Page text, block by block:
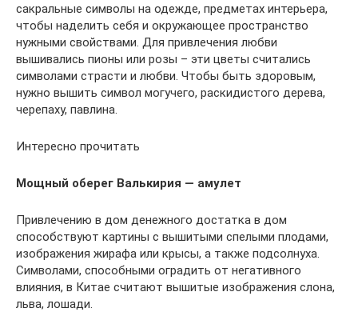
сакральные символы на одежде, предметах интерьера,
чтобы наделить себя и окружающее пространство
нужными свойствами. Для привлечения любви
вышивались пионы или розы – эти цветы считались
символами страсти и любви. Чтобы быть здоровым,
нужно вышить символ могучего, раскидистого дерева,
черепаху, павлина.
Интересно прочитать
Мощный оберег Валькирия — амулет
Привлечению в дом денежного достатка в дом
способствуют картины с вышитыми спелыми плодами,
изображения жирафа или крысы, а также подсолнуха.
Символами, способными оградить от негативного
влияния, в Китае считают вышитые изображения слона,
льва, лошади.